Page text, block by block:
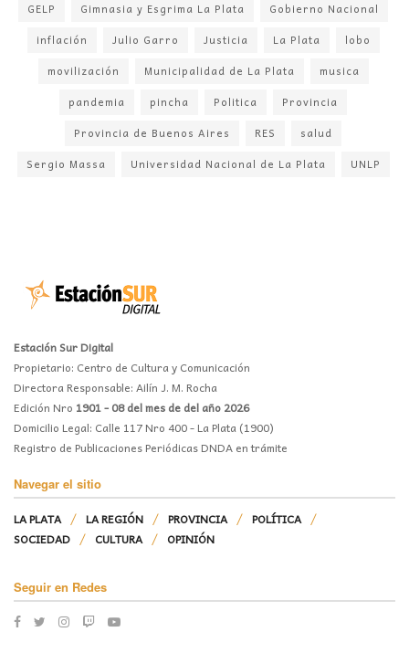
GELP
Gimnasia y Esgrima La Plata
Gobierno Nacional
inflación
Julio Garro Justicia La Plata
lobo
movilización
Municipalidad de La Plata
musica
pandemia
pincha Politica
Provincia
Provincia de Buenos Aires
RES
salud
Sergio Massa
Universidad Nacional de La Plata UNLP
Estación Sur Digital
Propietario: Centro de Cultura y Comunicación
Directora Responsable: Ailín J. M. Rocha
Edición Nro 1901 - 08 del mes de del año 2026
Domicilio Legal: Calle 117 Nro 400 - La Plata (1900)
Registro de Publicaciones Periódicas DNDA en trámite
Navegar el sitio
LA PLATA LA REGIÓN PROVINCIA
POLÍTICA
SOCIEDAD
CULTURA OPINIÓN
Seguir en Redes